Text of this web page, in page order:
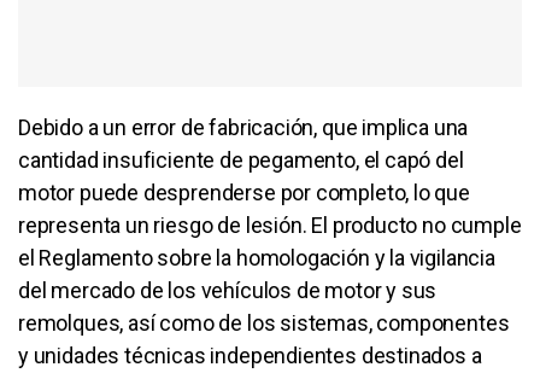
Debido a un error de fabricación, que implica una
cantidad insuficiente de pegamento, el capó del
motor puede desprenderse por completo, lo que
representa un riesgo de lesión. El producto no cumple
el Reglamento sobre la homologación y la vigilancia
del mercado de los vehículos de motor y sus
remolques, así como de los sistemas, componentes
y unidades técnicas independientes destinados a